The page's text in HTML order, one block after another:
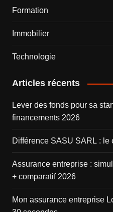
Formation
Immobilier
Technologie
Articles récents
Lever des fonds pour sa
financements 2026
Différence SASU SARL : le
Assurance entreprise :
+ comparatif 2026
Mon assurance entreprise